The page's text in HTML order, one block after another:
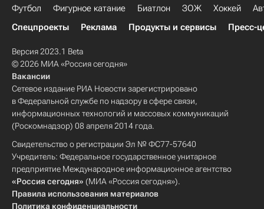
Футбол Фигурное катание Биатлон ЗОЖ Хоккей
Спецпроекты
Реклама Продукты и сервисы Пресс-
Версия 2023.1 Beta
© 2026 МИА «Россия сегодня»
Вакансии
Сетевое издание РИА Новости зарегистрировано
в Федеральной службе по надзору в сфере связи,
информационных технологий и массовых коммуникаций
(Роскомнадзор) 08 апреля 2014 года.
Свидетельство о регистрации Эл № ФС77-57640
Учредитель: Федеральное государственное унитарное
предприятие Международное информационное агентство
«Россия сегодня» (МИА «Россия сегодня»).
Правила использования материалов
Политика конфиденциальности